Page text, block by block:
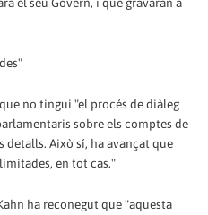
no tingui "el procés de diàleg
sobre els comptes de
detalls. Això sí, ha avançat que
en tot cas."
ha reconegut que "aquesta